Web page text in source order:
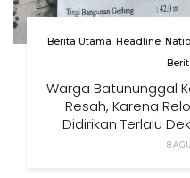
Berita Utama Headline
Warga Batununggal
Resah, Karena
Didirikan Terlalu
8